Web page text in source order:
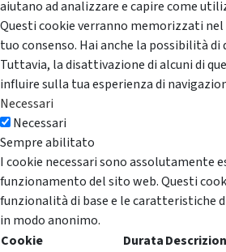
aiutano ad analizzare e capire come
Questi cookie verranno memorizzati
tuo consenso. Hai anche la possibilità
Tuttavia, la disattivazione di alcuni di
influire sulla tua esperienza di
Necessari
Necessari
Sempre abilitato
I cookie necessari sono assolutamente
funzionamento del sito web. Questi
funzionalità di base e le caratteristiche
in modo anonimo.
Cookie
Durata